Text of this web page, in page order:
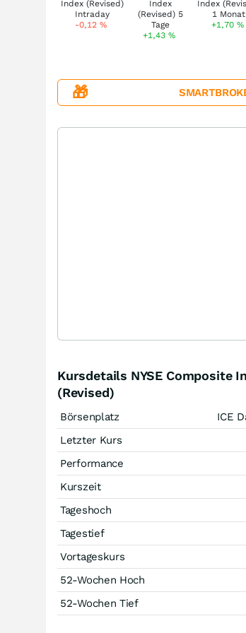
-0,12 %
+1,43%
+1,70 %
🎁
Kursdetails NYSE Composite
(Revised)
Börsenplatz
ICE
Letzter Kurs
Performance
Kurszeit
Tageshoch
Tagestief
Vortageskurs
52-Wochen Hoch
52-Wochen Tief